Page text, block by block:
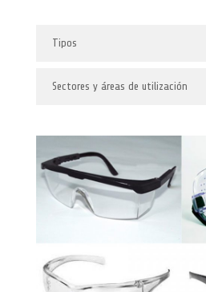
Tipos
Sectores y áreas de utilización